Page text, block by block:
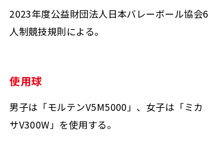
2023年度公益財団法人日本バレーボール協会6
人制競技規則による。
使用球
男子は「モルテンV5M5000」、女子は「ミカ
サV300W」を使用する。